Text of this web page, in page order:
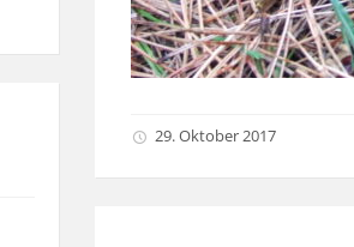
29. Oktober 2017